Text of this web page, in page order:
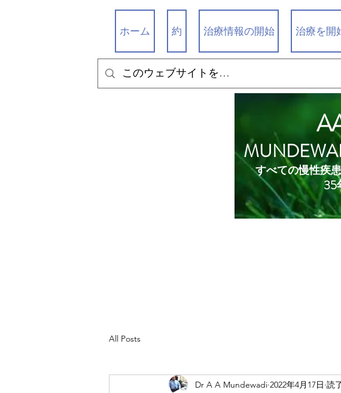
ホーム 約 治療情報の開始 治療を開
すべての慢性疾
35
All Posts
Dr A A Mundewadi 2022年4月17日 読